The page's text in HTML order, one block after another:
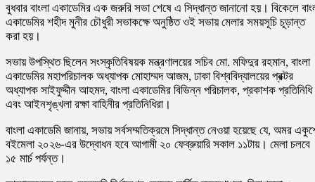
বুধবার বাংলা একাডেমির এক জরুরি সভা শেষে এ সিদ্ধান্ত জানানো হয়। বিকেলে
একাডেমির শহীদ মুনীর চৌধুরী সভাকক্ষে অনুষ্ঠিত ওই সভায় মেলার সময়সূচি চূড়ান্ত
করা হয়।
সভায় উপস্থিত ছিলেন সংস্কৃতিবিষয়ক মন্ত্রণালয়ের সচিব মো. মফিদুর রহমান, বাংলা
একাডেমির মহাপরিচালক অধ্যাপক মোহাম্মদ আজম, ঢাকা বিশ্ববিদ্যালয়ের প্রক্টর
অধ্যাপক সাইফুদ্দীন আহমদ, বাংলা একাডেমির বিভিন্ন পরিচালক, প্রকাশক প্রতিনিধি
এবং আইনশৃঙ্খলা রক্ষা বাহিনীর প্রতিনিধিরা।
বাংলা একাডেমি জানায়, সভায় সর্বসম্মতিক্রমে সিদ্ধান্ত নেওয়া হয়েছে যে, অমর
বইমেলা ২০২৬-এর উদ্বোধন হবে আগামী ২০ ফেব্রুয়ারি সকাল ১১টায়। মেলা চলবে
১৫ মার্চ পর্যন্ত।